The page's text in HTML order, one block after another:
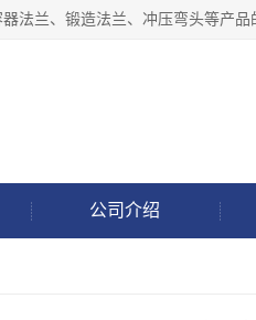
公司介绍